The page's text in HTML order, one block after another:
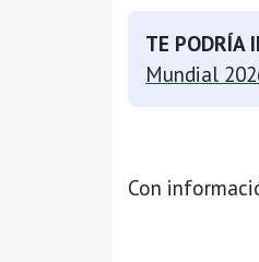
TE PODRÍA
Mundial
Con